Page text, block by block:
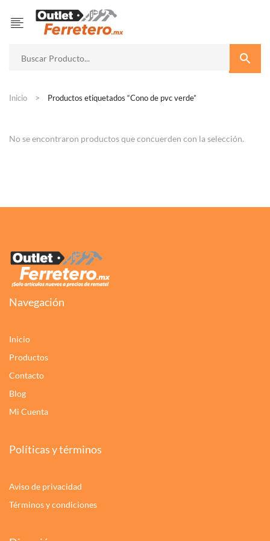
Inicio Productos etiquetados “Cono de pvc verde”
No se encontraron productos que concuerden con la selección.
Navegación
Inicio
Productos
Contacto
Blog
Mi Cuenta
Políticas y términos
Aviso de privacidad
Términos y condiciones